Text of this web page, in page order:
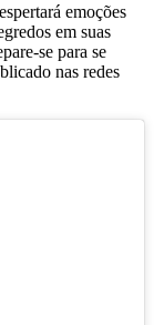
emoções
em suas
se para se
nas redes